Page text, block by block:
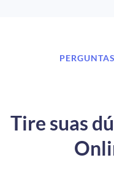
Tire suas